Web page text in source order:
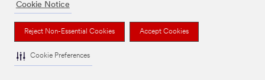
Cookie Notice
Reject Non-Essential Cookies Accept Cookies
Cookie Preferences